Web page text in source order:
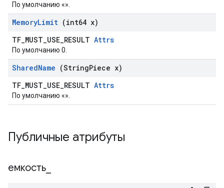
По умолчанию «».
MemoryLimit (int64 x)
TF_MUST_USE_RESULT Attrs
По умолчанию 0.
SharedName (StringPiece x)
TF_MUST_USE_RESULT Attrs
По умолчанию «».
Публичные атрибуты
емкость